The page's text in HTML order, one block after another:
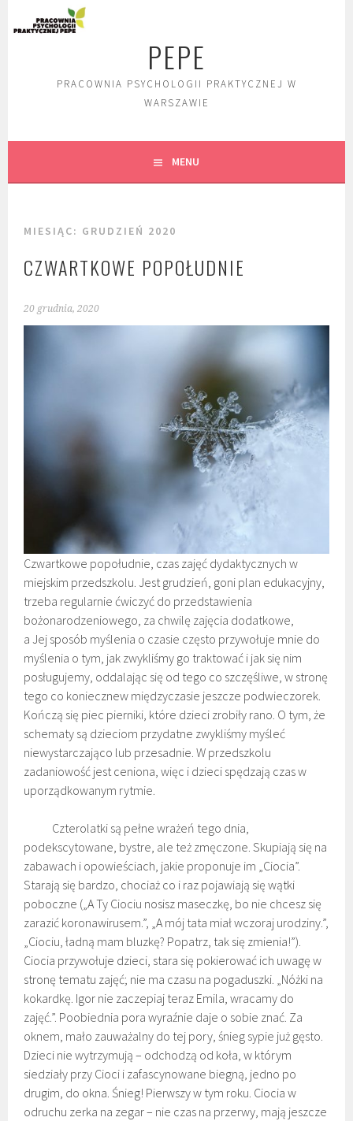
to
PEPE
PRACOWNIA PSYCHOLOGII PRAKTYCZNEJ W
WARSZAWIE
MENU
MIESIĄC: GRUDZIEŃ 2020
CZWARTKOWE POPOŁUDNIE
20 grudnia, 2020
Czwartkowe popołudnie, czas zajęć dydaktycznych w
miejskim przedszkolu. Jest grudzień, goni plan edukacyjny,
trzeba regularnie ćwiczyć do przedstawienia
bożonarodzeniowego, za chwilę zajęcia dodatkowe,
a Jej sposób myślenia o czasie często przywołuje mnie do
myślenia o tym, jak zwykliśmy go traktować i jak się nim
posługujemy, oddalając się od tego co szczęśliwe, w stronę
tego co koniecznew międzyczasie jeszcze podwieczorek.
Kończą się piec pierniki, które dzieci zrobiły rano. O tym, że
schematy są dzieciom przydatne zwykliśmy myśleć
niewystarczająco lub przesadnie. W przedszkolu
zadaniowość jest ceniona, więc i dzieci spędzają czas w
uporządkowanym rytmie.
Czterolatki są pełne wrażeń tego dnia,
podekscytowane, bystre, ale też zmęczone. Skupiają się na
zabawach i opowieściach, jakie proponuje im „Ciocia”.
Starają się bardzo, chociaż co i raz pojawiają się wątki
poboczne („A Ty Ciociu nosisz maseczkę, bo nie chcesz się
zarazić koronawirusem.”, „A mój tata miał wczoraj urodziny.”,
„Ciociu, ładną mam bluzkę? Popatrz, tak się zmienia!”).
Ciocia przywołuje dzieci, stara się pokierować ich uwagę w
stronę tematu zajęć; nie ma czasu na pogaduszki. „Nóżki na
kokardkę. Igor nie zaczepiaj teraz Emila, wracamy do
zajęć.”. Poobiednia pora wyraźnie daje o sobie znać. Za
oknem, mało zauważalny do tej pory, śnieg sypie już gęsto.
Dzieci nie wytrzymują – odchodzą od koła, w którym
siedziały przy Cioci i zafascynowane biegną, jedno po
drugim, do okna. Śnieg! Pierwszy w tym roku. Ciocia w
odruchu zerka na zegar – nie czas na przerwy, mają jeszcze